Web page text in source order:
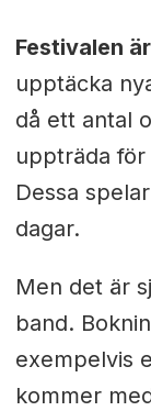
Festivalen
upptäcka
då ett antal
uppträda
Dessa
dagar.
Men det är
band.
exempelvis
kommer